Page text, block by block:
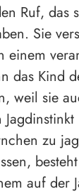
Ruf, das
Sie
einem
das Kind
weil sie
zu
auf der